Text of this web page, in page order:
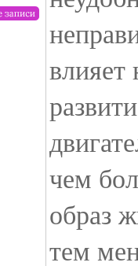
влияет
чем
образ
тем